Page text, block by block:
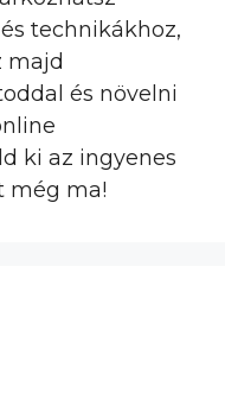
technikákhoz,
majd
és növelni
ki az ingyenes
még ma!